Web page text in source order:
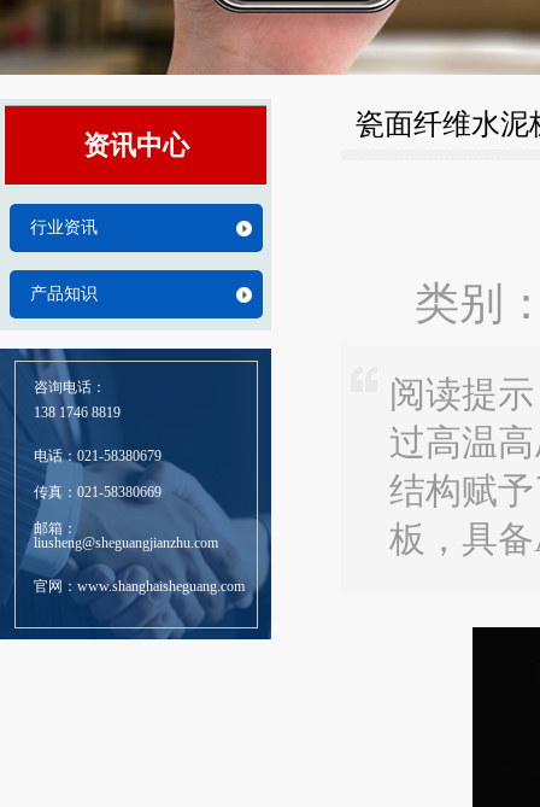
资讯中心
行业资讯
产品知识
咨询电话：
138 1746 8819
电话：021-58380679
传真：021-58380669
邮箱：
liusheng@sheguangjianzhu.com
官网：www.shanghaisheguang.com
瓷面纤维水泥
类别
阅读提
过高温
结构赋
板，具